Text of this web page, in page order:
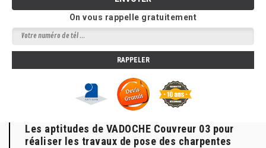
On vous rappelle gratuitement
Les aptitudes de VADOCHE Couvreur 03 pour
réaliser les travaux de pose des charpentes